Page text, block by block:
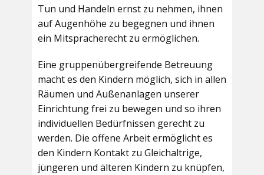
Tun und Handeln ernst zu nehmen, ihnen
auf Augenhöhe zu begegnen und ihnen
ein Mitspracherecht zu ermöglichen.
Eine gruppenübergreifende Betreuung
macht es den Kindern möglich, sich in allen
Räumen und Außenanlagen unserer
Einrichtung frei zu bewegen und so ihren
individuellen Bedürfnissen gerecht zu
werden. Die offene Arbeit ermöglicht es
den Kindern Kontakt zu Gleichaltrige,
jüngeren und älteren Kindern zu knüpfen,